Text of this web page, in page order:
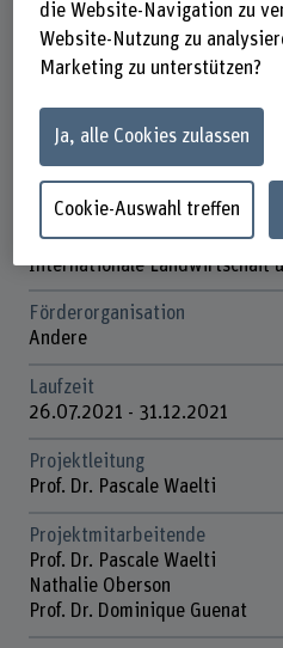
Beteiligte Departemente
Hochschule für Agrar-, Forst-
Institut(e)
Cecchini Institute
Agronomie
Forschungseinheit(en)
Internationale Landwirtschaft
Förderorganisation
Andere
Laufzeit
26.07.2021 - 31.12.2021
Projektleitung
Prof. Dr. Pascale Waelti
Projektmitarbeitende
Prof. Dr. Pascale Waelti
Nathalie Oberson
Prof. Dr. Dominique Guenat
die Website-Navigation zu
Website-Nutzung zu
Marketing zu unterstützen?
Ja, alle Cookies zulassen
Cookie-Auswahl treffen